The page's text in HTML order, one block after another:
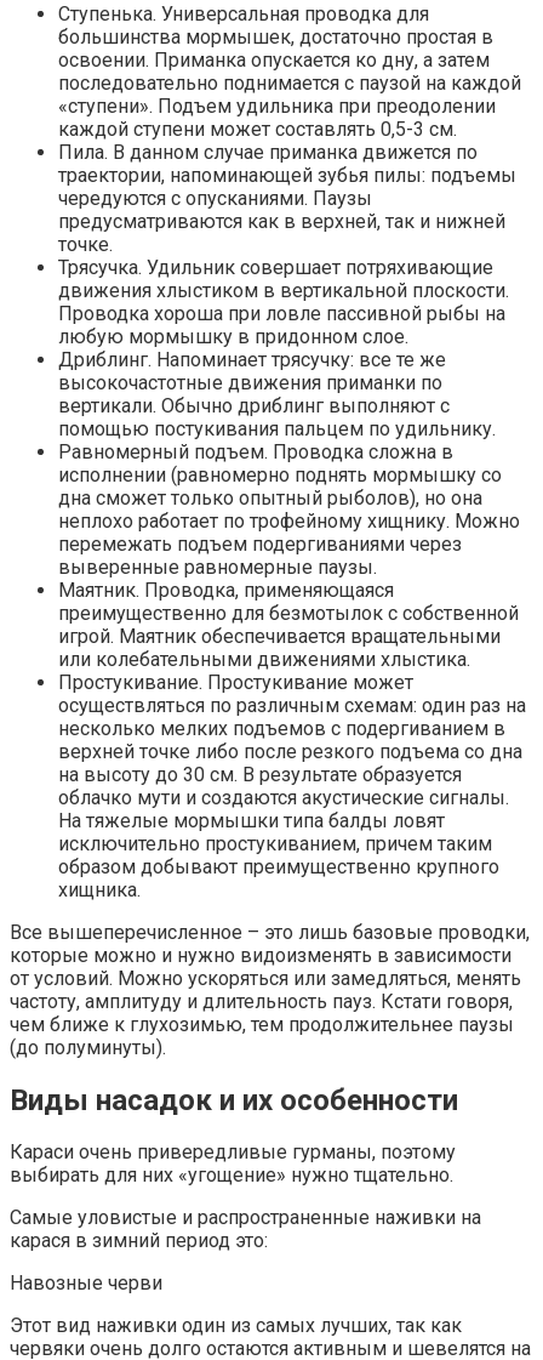
Ступенька. Универсальная проводка для
большинства мормышек, достаточно простая в
освоении. Приманка опускается ко дну, а затем
последовательно поднимается с паузой на каждой
«ступени». Подъем удильника при преодолении
каждой ступени может составлять 0,5-3 см.
Пила. В данном случае приманка движется по
траектории, напоминающей зубья пилы: подъемы
чередуются с опусканиями. Паузы
предусматриваются как в верхней, так и нижней
точке.
Трясучка. Удильник совершает потряхивающие
движения хлыстиком в вертикальной плоскости.
Проводка хороша при ловле пассивной рыбы на
любую мормышку в придонном слое.
Дриблинг. Напоминает трясучку: все те же
высокочастотные движения приманки по
вертикали. Обычно дриблинг выполняют с
помощью постукивания пальцем по удильнику.
Равномерный подъем. Проводка сложна в
исполнении (равномерно поднять мормышку со
дна сможет только опытный рыболов), но она
неплохо работает по трофейному хищнику. Можно
перемежать подъем подергиваниями через
выверенные равномерные паузы.
Маятник. Проводка, применяющаяся
преимущественно для безмотылок с собственной
игрой. Маятник обеспечивается вращательными
или колебательными движениями хлыстика.
Простукивание. Простукивание может
осуществляться по различным схемам: один раз на
несколько мелких подъемов с подергиванием в
верхней точке либо после резкого подъема со дна
на высоту до 30 см. В результате образуется
облачко мути и создаются акустические сигналы.
На тяжелые мормышки типа балды ловят
исключительно простукиванием, причем таким
образом добывают преимущественно крупного
хищника.
Все вышеперечисленное – это лишь базовые проводки,
которые можно и нужно видоизменять в зависимости
от условий. Можно ускоряться или замедляться, менять
частоту, амплитуду и длительность пауз. Кстати говоря,
чем ближе к глухозимью, тем продолжительнее паузы
(до полуминуты).
Виды насадок и их особенности
Караси очень привередливые гурманы, поэтому
выбирать для них «угощение» нужно тщательно.
Самые уловистые и распространенные наживки на
карася в зимний период это:
Навозные черви
Этот вид наживки один из самых лучших, так как
червяки очень долго остаются активным и шевелятся на